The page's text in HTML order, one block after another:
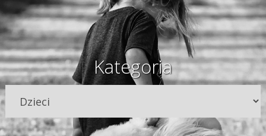
Kategoria